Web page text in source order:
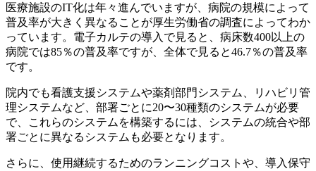
医療施設のIT化は年々進んでいますが、病院の規模によって
普及率が大きく異なることが厚生労働省の調査によってわか
っています。電子カルテの導入で見ると、病床数400以上の
病院では85％の普及率ですが、全体で見ると46.7％の普及率
です。
院内でも看護支援システムや薬剤部門システム、リハビリ管
理システムなど、部署ごとに20〜30種類のシステムが必要
で、これらのシステムを構築するには、システムの統合や部
署ごとに異なるシステムも必要となります。
さらに、使用継続するためのランニングコストや、導入保守